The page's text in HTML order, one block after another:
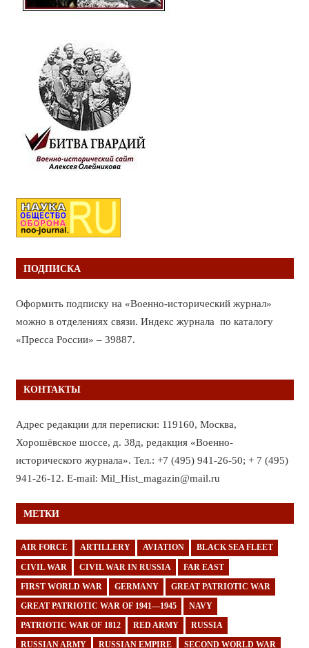
ПОДПИСКА
Оформить подписку на «Военно-исторический журнал»
можно в отделениях связи. Индекс журнала по каталогу
«Пресса России» – 39887.
КОНТАКТЫ
Адрес редакции для переписки: 119160, Москва,
Хорошёвское шоссе, д. 38д, редакция «Военно-
исторического журнала». Тел.: +7 (495) 941-26-50; + 7 (495)
941-26-12. E-mail: Mil_Hist_magazin@mail.ru
МЕТКИ
AIR FORCE ARTILLERY AVIATION BLACK SEA FLEET
CIVIL WAR CIVIL WAR IN RUSSIA FAR EAST
FIRST WORLD WAR GERMANY GREAT PATRIOTIC WAR
GREAT PATRIOTIC WAR OF 1941—1945 NAVY
PATRIOTIC WAR OF 1812 RED ARMY RUSSIA
RUSSIAN ARMY RUSSIAN EMPIRE SECOND WORLD WAR